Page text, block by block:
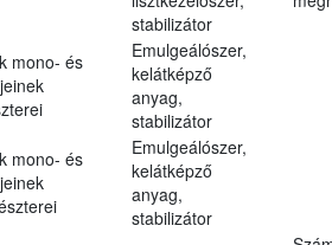
stabilizátor
mono- és
Emulgeálószer,
kelátképző
anyag,
stabilizátor
mono- és
Emulgeálószer,
kelátképző
anyag,
stabilizátor